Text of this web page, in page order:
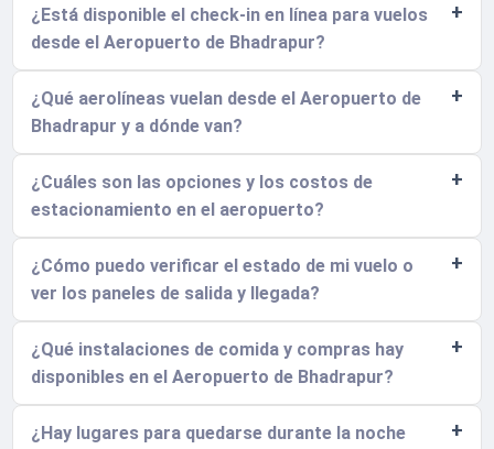
¿Está disponible el check-in en línea para vuelos
desde el Aeropuerto de Bhadrapur?
¿Qué aerolíneas vuelan desde el Aeropuerto de
Bhadrapur y a dónde van?
¿Cuáles son las opciones y los costos de
estacionamiento en el aeropuerto?
¿Cómo puedo verificar el estado de mi vuelo o
ver los paneles de salida y llegada?
¿Qué instalaciones de comida y compras hay
disponibles en el Aeropuerto de Bhadrapur?
¿Hay lugares para quedarse durante la noche